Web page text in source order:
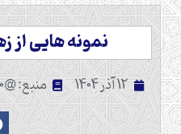
نمونه هایی از
12 آذر 1404 منبع: @pasokh0